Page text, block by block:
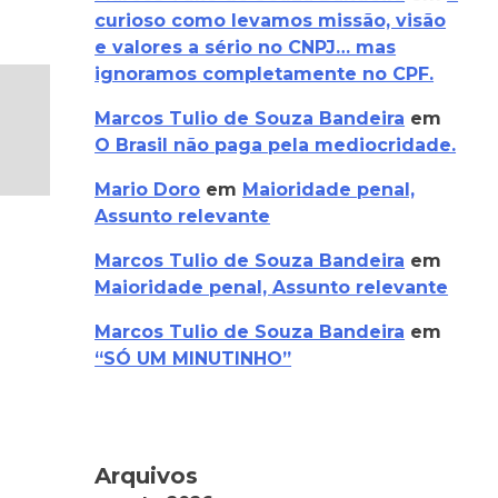
curioso como levamos missão, visão
e valores a sério no CNPJ… mas
ignoramos completamente no CPF.
Marcos Tulio de Souza Bandeira em
O Brasil não paga pela mediocridade.
Mario Doro em Maioridade penal,
Assunto relevante
Marcos Tulio de Souza Bandeira em
Maioridade penal, Assunto relevante
Marcos Tulio de Souza Bandeira em
“SÓ UM MINUTINHO”
Arquivos